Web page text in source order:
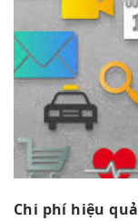
Chi phí hiệu quả